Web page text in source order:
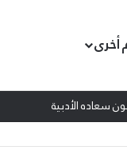
سعاده الأدبية